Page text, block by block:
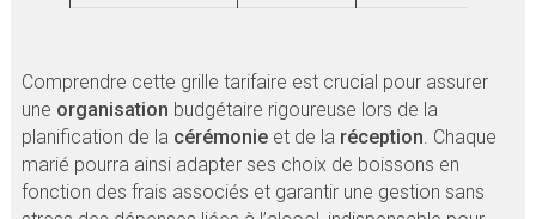
Comprendre cette grille tarifaire est crucial pour assurer
une organisation budgétaire rigoureuse lors de la
planification de la cérémonieet de la réception. Chaque
marié pourra ainsi adapter ses choix de boissons en
fonction des frais associés et garantir une gestion sans